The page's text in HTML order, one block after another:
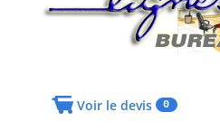
Voir le devis 0